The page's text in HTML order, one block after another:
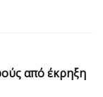
από έκρηξη